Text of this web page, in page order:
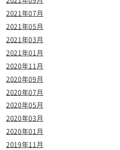
2021年07月
2021年05月
2021年03月
2021年01月
2020年11月
2020年09月
2020年07月
2020年05月
2020年03月
2020年01月
2019年11月